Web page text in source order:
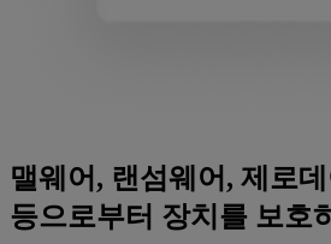
맬웨어, 랜섬웨어, 제로
등으로부터 장치를 보호